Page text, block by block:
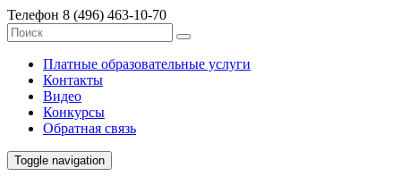
Телефон 8 (496) 463-10-70
Платные образовательные услуги
Контакты
Видео
Конкурсы
Обратная связь
Toggle navigation